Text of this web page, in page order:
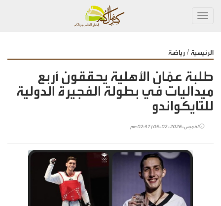
الرئيسية / رياضة
طلبة عمّان الأهلية يحققون أربع
ميداليات في بطولة الفجيرة الدولية
للتايكواندو
الخميس-2026-02-05 | 02:37 pm